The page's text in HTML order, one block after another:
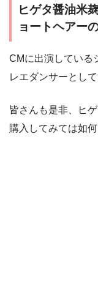
ヒゲタ醤油米
ョートヘアー
CMに出演している
レエダンサーとし
皆さんも是非、ヒ
購入してみては如何